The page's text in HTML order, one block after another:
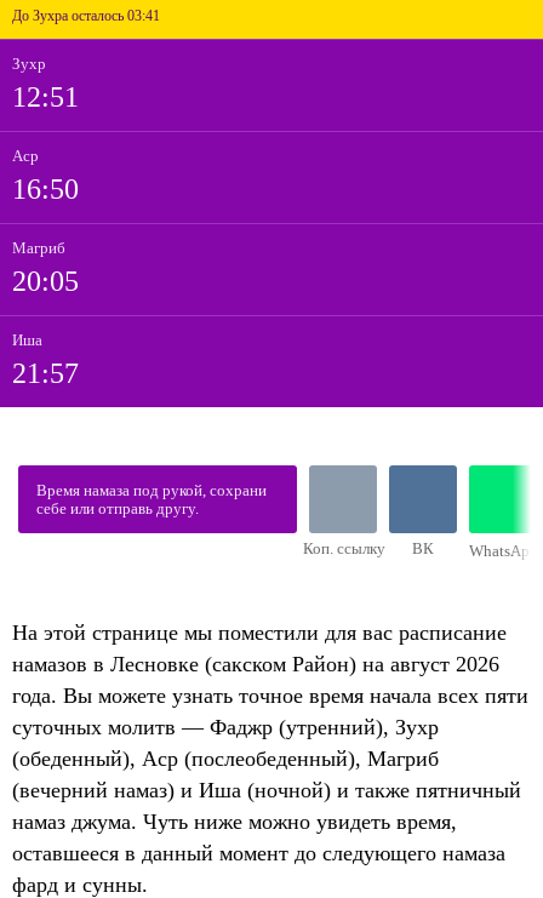
До Зухра осталось 03:41
Зухр
12:51
Аср
16:50
Магриб
20:05
Иша
21:57
Время намаза под рукой, сохрани
себе или отправь другу.
Коп. ссылку ВК WhatsApp
На этой странице мы поместили для вас расписание
намазов в Лесновке (сакском Район) на август 2026
года. Вы можете узнать точное время начала всех пяти
суточных молитв — Фаджр (утренний), Зухр
(обеденный), Аср (послеобеденный), Магриб
(вечерний намаз) и Иша (ночной) и также пятничный
намаз джума. Чуть ниже можно увидеть время,
оставшееся в данный момент до следующего намаза
фард и сунны.